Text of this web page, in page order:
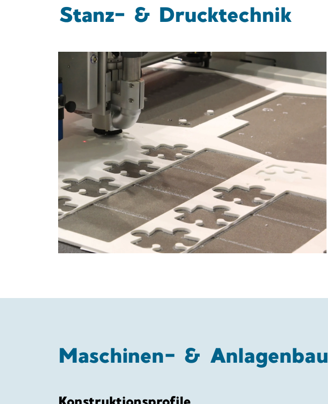
Stanz- & Drucktechnik
Maschinen- & Anlagenbau